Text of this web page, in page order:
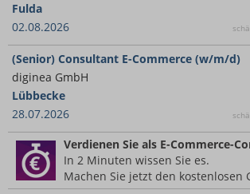
Fulda
02.08.2026
(Senior) Consultant E-Commerce (w/m/d)
diginea GmbH
Lübbecke
28.07.2026
Verdienen Sie als E-Commerce-
In 2 Minuten wissen Sie es.
Machen Sie jetzt den kostenlosen